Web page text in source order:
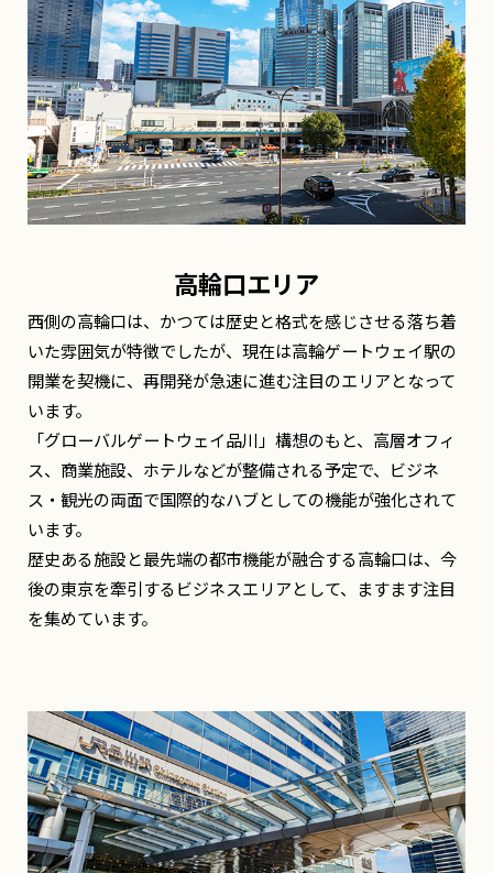
高輪口エリア
西側の高輪口は、かつては歴史と格式を感じさせる落ち着
いた雰囲気が特徴でしたが、現在は高輪ゲートウェイ駅の
開業を契機に、再開発が急速に進む注目のエリアとなって
います。
「グローバルゲートウェイ品川」構想のもと、高層オフィ
ス、商業施設、ホテルなどが整備される予定で、ビジネ
ス・観光の両面で国際的なハブとしての機能が強化されて
います。
歴史ある施設と最先端の都市機能が融合する高輪口は、今
後の東京を牽引するビジネスエリアとして、ますます注目
を集めています。